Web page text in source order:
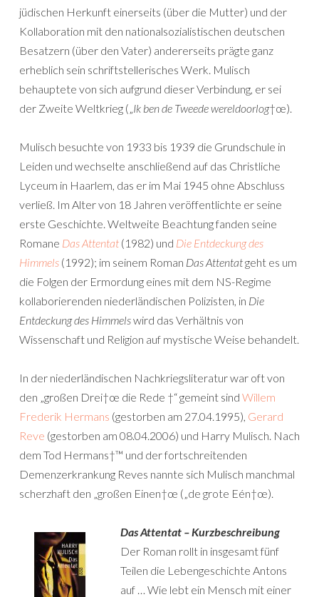
jüdischen Herkunft einerseits (über die Mutter) und der
Kollaboration mit den nationalsozialistischen deutschen
Besatzern (über den Vater) andererseits prägte ganz
erheblich sein schriftstellerisches Werk. Mulisch
behauptete von sich aufgrund dieser Verbindung, er sei
der Zweite Weltkrieg („Ik ben de Tweede wereldoorlog†œ).
Mulisch besuchte von 1933 bis 1939 die Grundschule in
Leiden und wechselte anschließend auf das Christliche
Lyceum in Haarlem, das er im Mai 1945 ohne Abschluss
verließ. Im Alter von 18 Jahren veröffentlichte er seine
erste Geschichte. Weltweite Beachtung fanden seine
Romane Das Attentat (1982) und Die Entdeckung des
Himmels (1992); im seinem Roman Das Attentatgeht es um
die Folgen der Ermordung eines mit dem NS-Regime
kollaborierenden niederländischen Polizisten, in Die
Entdeckung des Himmelswird das Verhältnis von
Wissenschaft und Religion auf mystische Weise behandelt.
In der niederländischen Nachkriegsliteratur war oft von
den „großen Drei†œ die Rede †“ gemeint sind Willem
Frederik Hermans (gestorben am 27.04.1995), Gerard
Reve (gestorben am 08.04.2006) und Harry Mulisch. Nach
dem Tod Hermans†™ und der fortschreitenden
Demenzerkrankung Reves nannte sich Mulisch manchmal
scherzhaft den „großen Einen†œ („de grote Eén†œ).
Das Attentat – Kurzbeschreibung
Der Roman rollt in insgesamt fünf
Teilen die Lebengeschichte Antons
auf … Wie lebt ein Mensch mit einer